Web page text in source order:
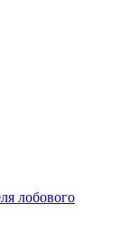
лобового